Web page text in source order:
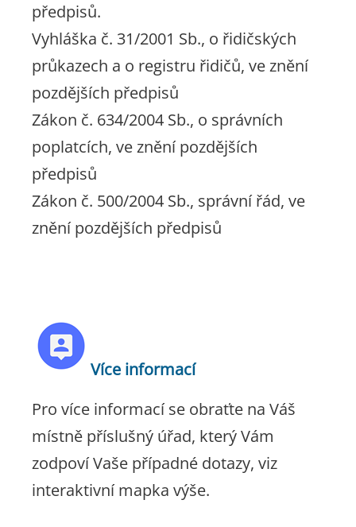
předpisů.
Vyhláška č. 31/2001 Sb., o řidičských
průkazech a o registru řidičů, ve znění
pozdějších předpisů
Zákon č. 634/2004 Sb., o správních
poplatcích, ve znění pozdějších
předpisů
Zákon č. 500/2004 Sb., správní řád, ve
znění pozdějších předpisů
Více informací
Pro více informací se obraťte na Váš
místně příslušný úřad, který Vám
zodpoví Vaše případné dotazy, viz
interaktivní mapka výše.